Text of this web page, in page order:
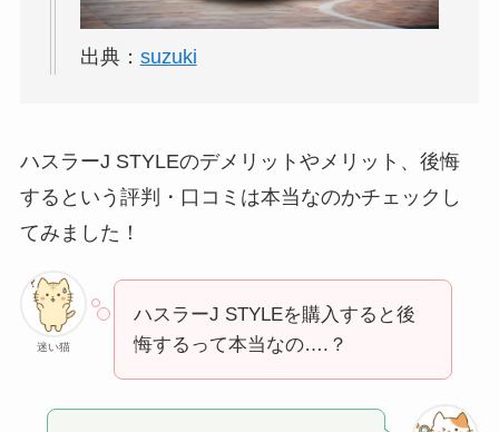
出典： suzuki
ハスラーJ STYLEのデメリットやメリット、後悔
するという評判・口コミは本当なのかチェックし
てみました！
迷い猫
ハスラーJ STYLEを購入すると後
悔するって本当なの….？